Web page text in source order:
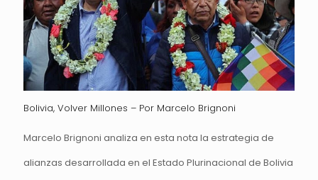
Bolivia, Volver Millones – Por Marcelo Brignoni
Marcelo Brignoni analiza en esta nota la estrategia de
alianzas desarrollada en el Estado Plurinacional de Bolivia